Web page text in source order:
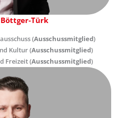
Türk
(Ausschussmitglied)
Kultur (Ausschussmitglied)
Freizeit (Ausschussmitglied)